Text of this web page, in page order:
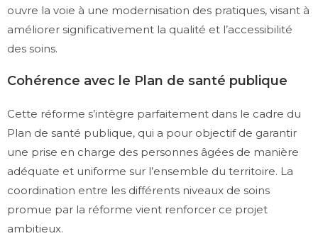
ouvre la voie à une modernisation des pratiques, visant à
améliorer significativement la qualité et l’accessibilité
des soins.
Cohérence avec le Plan de santé publique
Cette réforme s’intègre parfaitement dans le cadre du
Plan de santé publique, qui a pour objectif de garantir
une prise en charge des personnes âgées de manière
adéquate et uniforme sur l’ensemble du territoire. La
coordination entre les différents niveaux de soins
promue par la réforme vient renforcer ce projet
ambitieux.